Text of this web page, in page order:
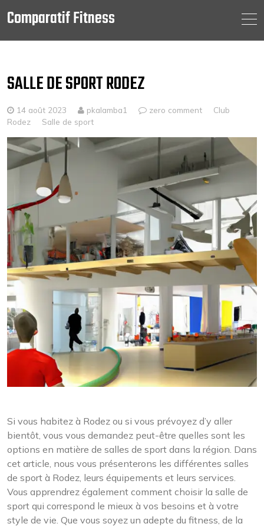
content
Comparatif Fitness
SALLE DE SPORT RODEZ
14 août 2023 pkalamba1 zero comment
Club
Rodez
Salle de sport
Si vous habitez à Rodez ou si vous prévoyez d’y aller
bientôt, vous vous demandez peut-être quelles sont les
options en matière de salles de sport dans la région. Dans
cet article, nous vous présenterons les différentes salles
de sport à Rodez, leurs équipements et leurs services.
Vous apprendrez également comment choisir la salle de
sport qui correspond le mieux à vos besoins et à votre
style de vie. Que vous soyez un adepte du fitness, de la